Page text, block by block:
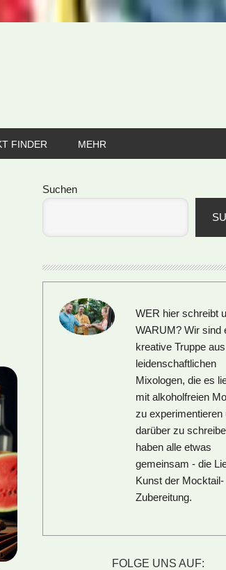
FINDER MEHR
Seitenspalte
Suchen
WER hier schreibt
WARUM?Wir sind
kreative Truppe aus
leidenschaftlichen
Mixologen, die es
mit alkoholfreien
zu experimentieren
darüber zu
haben alle etwas
gemeinsam - die
Kunst der Mocktail-
Zubereitung.
FOLGE UNS AUF: